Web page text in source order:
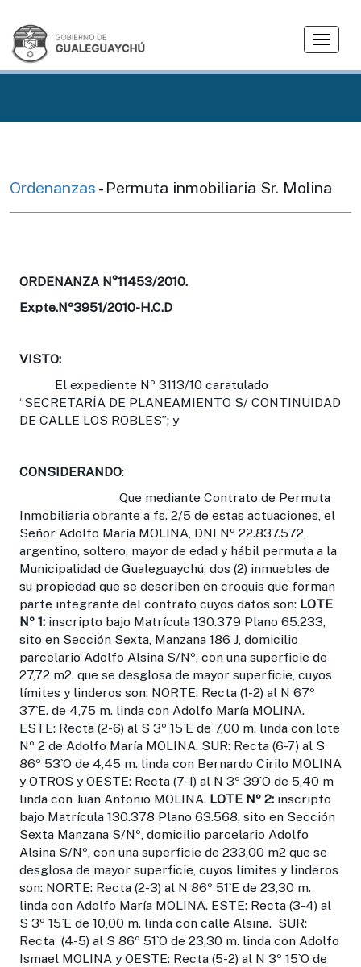
T
g
v
Ordenanzas - Permuta inmobiliaria Sr. Molina
ORDENANZA N°11453/2010.
Expte.Nº3951/2010-H.C.D
VISTO:
El expediente Nº 3113/10 caratulado
“SECRETARÍA DE PLANEAMIENTO S/ CONTINUIDAD
DE CALLE LOS ROBLES”; y
CONSIDERANDO:
Que mediante Contrato de Permuta
Inmobiliaria obrante a fs. 2/5 de estas actuaciones, el
Señor Adolfo María MOLINA, DNI Nº 22.837.572,
argentino, soltero, mayor de edad y hábil permuta a la
Municipalidad de Gualeguaychú, dos (2) inmuebles de
su propiedad que se describen en croquis que forman
parte integrante del contrato cuyos datos son: LOTE
Nº 1: inscripto bajo Matrícula 130.379 Plano 65.233,
sito en Sección Sexta, Manzana 186 J, domicilio
parcelario Adolfo Alsina S/Nº, con una superficie de
27,72 m2. que se desglosa de mayor superficie, cuyos
límites y linderos son: NORTE: Recta (1-2) al N 67º
37`E. de 4,75 m. linda con Adolfo María MOLINA.
ESTE: Recta (2-6) al S 3º 15`E de 7,00 m. linda con lote
Nº 2 de Adolfo María MOLINA. SUR: Recta (6-7) al S
86º 53`O de 4,45 m. linda con Bernardo Cirilo MOLINA
y OTROS y OESTE: Recta (7-1) al N 3º 39`O de 5,40 m
linda con Juan Antonio MOLINA. LOTE Nº 2: inscripto
bajo Matrícula 130.378 Plano 63.568, sito en Sección
Sexta Manzana S/Nº, domicilio parcelario Adolfo
Alsina S/Nº, con una superficie de 233,00 m2 que se
desglosa de mayor superficie, cuyos límites y linderos
son: NORTE: Recta (2-3) al N 86º 51`E de 23,30 m.
linda con Adolfo María MOLINA. ESTE: Recta (3-4) al
S 3º 15`E de 10,00 m. linda con calle Alsina. SUR:
Recta (4-5) al S 86º 51`O de 23,30 m. linda con Adolfo
Ismael MOLINA y OESTE: Recta (5-2) al N 3º 15`O de